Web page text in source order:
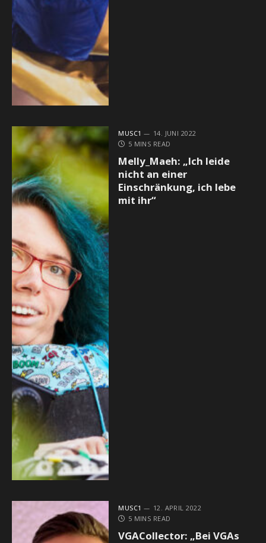
MUSC1
14. JUNI 2022
5 MINS READ
Melly_Maeh: „Ich leide
nicht an einer
Einschränkung, ich lebe
mit ihr“
MUSC1
12. APRIL 2022
5 MINS READ
VGACollector: „Bei VGAs